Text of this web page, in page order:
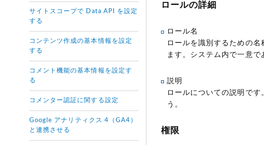
ロールの詳細
ロール名
ロールを識別するための
ます。システム内で一意で
説明
ロールについての説明で
う。
権限
サイトスコープで Data API を設定
する
コンテンツ作成の基本情報を設定
する
コメント機能の基本情報を設定す
る
コメンター認証に関する設定
Google アナリティクス 4（GA4）
と連携させる